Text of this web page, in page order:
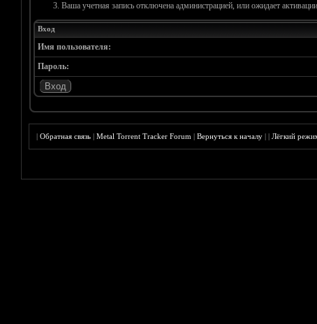
Ваша учетная запись отключена администрацией, или ожидает
Вход
Имя пользователя:
Пароль:
|Обратная связь |Metal Torrent Tracker Forum |Вернуться к началу ||Лёгкий